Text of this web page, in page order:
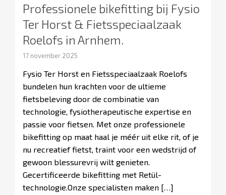
Professionele bikefitting bij Fysio
Ter Horst & Fietsspeciaalzaak
Roelofs in Arnhem.
17 november 2025
Fysio Ter Horst en Fietsspeciaalzaak Roelofs
bundelen hun krachten voor de ultieme
fietsbeleving door de combinatie van
technologie, fysiotherapeutische expertise en
passie voor fietsen. Met onze professionele
bikefitting op maat haal je méér uit elke rit, of je
nu recreatief fietst, traint voor een wedstrijd of
gewoon blessurevrij wilt genieten.
Gecertificeerde bikefitting met Retül-
technologie.Onze specialisten maken […]